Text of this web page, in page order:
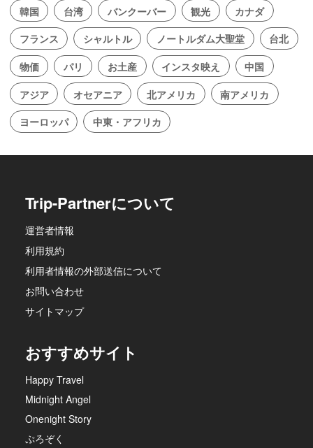
韓国 台湾 バンクーバー 観光
カナダ
フランス
シャルトル ノートルダム大聖堂
台北
物価
パリ お土産 インスタ映え
中国
アジア
オセアニア 北アメリカ
南アメリカ
ヨーロッパ
中東・アフリカ
Trip-Partnerについて
運営者情報
利用規約
利用者情報の外部送信について
お問い合わせ
サイトマップ
おすすめサイト
Happy Travel
Midnight Angel
Onenight Story
ぷろぞく